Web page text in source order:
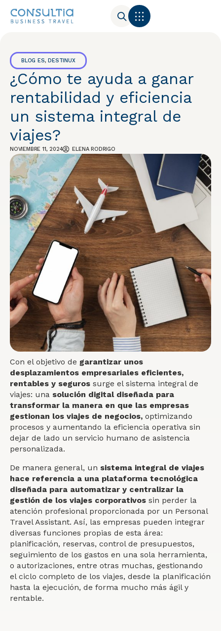
BLOG ES,DESTINUX
¿Cómo te ayuda a ganar
rentabilidad y eficiencia
un sistema integral de
viajes?
NOVIEMBRE 11, 2024 ELENA RODRIGO
Con el objetivo de garantizar unos
desplazamientos empresariales eficientes,
rentables y seguros surge el sistema integral de
viajes: una solución digital diseñada para
transformar la manera en que las empresas
gestionan los viajes de negocios, optimizando
procesos y aumentando la eficiencia operativa sin
dejar de lado un servicio humano de asistencia
personalizada.
De manera general, un sistema integral de viajes
hace referencia a una plataforma tecnológica
diseñada para automatizar y centralizar la
gestión de los viajes corporativos sin perder la
atención profesional proporcionada por un Personal
Travel Assistant. Así, las empresas pueden integrar
diversas funciones propias de esta área:
planificación, reservas, control de presupuestos,
seguimiento de los gastos en una sola herramienta,
o autorizaciones, entre otras muchas, gestionando
el ciclo completo de los viajes, desde la planificación
hasta la ejecución, de forma mucho más ágil y
rentable.